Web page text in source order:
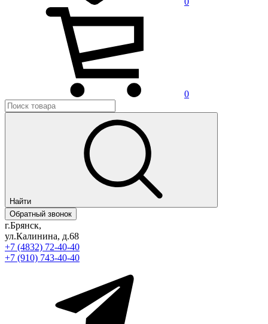
0
Найти
Обратный звонок
г.Брянск,
ул.Калинина, д.68
+7 (4832) 72-40-40
+7 (910) 743-40-40